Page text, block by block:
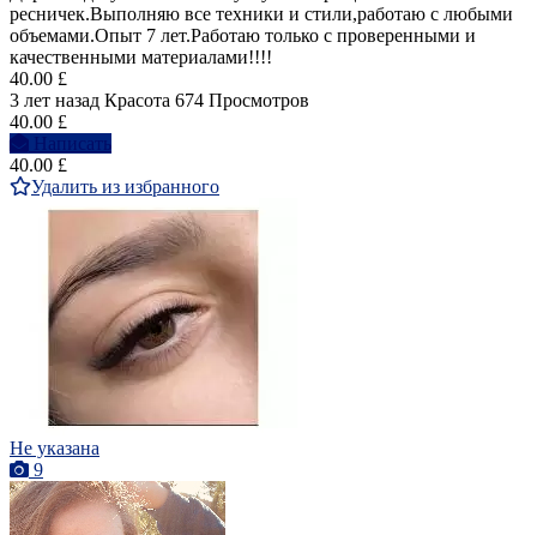
ресничек.Выполняю все техники и стили,работаю с любыми
объемами.Опыт 7 лет.Работаю только с проверенными и
качественными материалами!!!!
40.00 £
3 лет назад Красота 674 Просмотров
40.00 £
Написать
40.00 £
Удалить из избранного
Не указана
9